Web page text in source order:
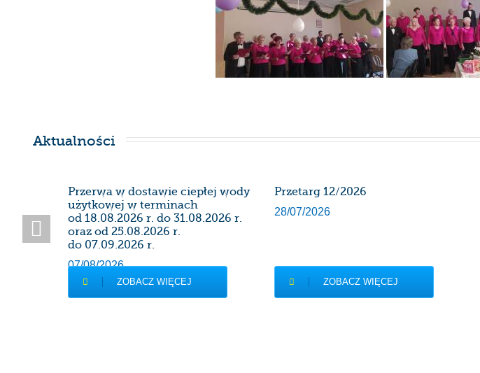
Aktualności
Przerwa w dostawie ciepłej wody
użytkowej w terminach
od 18.08.2026 r. do 31.08.2026 r.
oraz od 25.08.2026 r.
do 07.09.2026 r.
07/08/2026
ZOBACZ WIĘCEJ
Przetarg 12/2026
28/07/2026
ZOBACZ WIĘCEJ